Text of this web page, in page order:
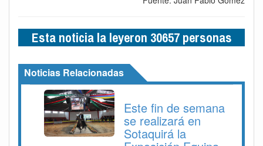
Esta noticia la leyeron 30657 personas
Noticias Relacionadas
Este fin de semana
se realizará en
Sotaquirá la